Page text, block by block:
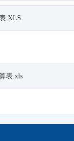
.XLS
表.xls